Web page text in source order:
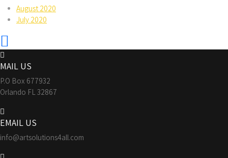
August 2020
July 2020
MAIL US
P.O Box 677932
Orlando FL 32867
EMAIL US
info@artsolutions4all.com